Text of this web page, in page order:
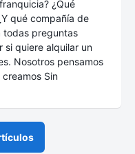
¿Qué
qué compañía de
todas preguntas
si quiere alquilar un
Nosotros pensamos
Sin